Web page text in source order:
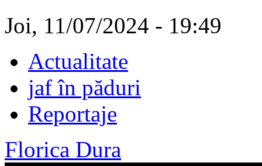
Joi, 11/07/2024 - 19:49
Actualitate
jaf în păduri
Reportaje
Florica Dura